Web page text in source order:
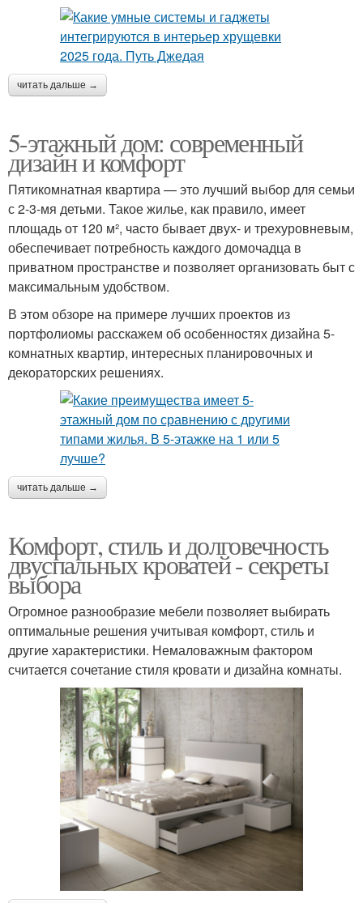
читать дальше →
5-этажный дом: современный
дизайн и комфорт
Пятикомнатная квартира — это лучший выбор для семьи
с 2-3-мя детьми. Такое жилье, как правило, имеет
площадь от 120 м², часто бывает двух- и трехуровневым,
обеспечивает потребность каждого домочадца в
приватном пространстве и позволяет организовать быт с
максимальным удобством.
В этом обзоре на примере лучших проектов из
портфолиомы расскажем об особенностях дизайна 5-
комнатных квартир, интересных планировочных и
декораторских решениях.
читать дальше →
Комфорт, стиль и долговечность
двуспальных кроватей - секреты
выбора
Огромное разнообразие мебели позволяет выбирать
оптимальные решения учитывая комфорт, стиль и
другие характеристики. Немаловажным фактором
считается сочетание стиля кровати и дизайна комнаты.